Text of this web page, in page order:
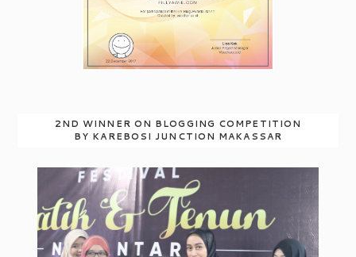
2ND WINNER ON BLOGGING COMPETITION
BY KAREBOSI JUNCTION MAKASSAR